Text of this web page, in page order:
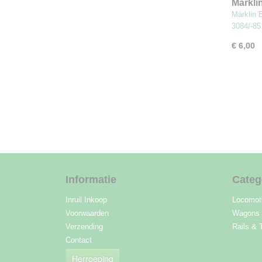
Märklin
3084/-
€ 6,00
Informatie
Inruil Inkoop
Voorwaarden
Verzending
Contact
Herroeping
Wagons
Rails &